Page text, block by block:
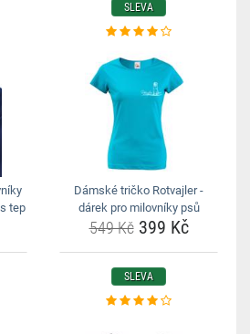
tep
SLEVA
Dámské tričko Rotvajler -
dárek pro milovníky psů
549 Kč399 Kč
SLEVA